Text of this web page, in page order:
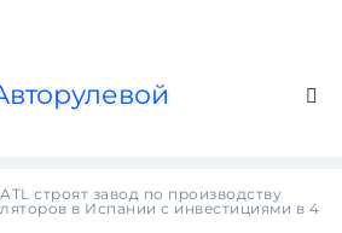
строят завод по производству
в Испании с инвестициями в 4